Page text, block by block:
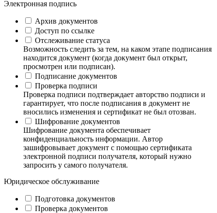
Электронная подпись
Архив документов
Доступ по ссылке
Отслеживание статуса
Возможность следить за тем, на каком этапе подписания
находится документ (когда документ был открыт,
просмотрен или подписан).
Подписание документов
Проверка подписи
Проверка подписи подтверждает авторство подписи и
гарантирует, что после подписания в документ не
вносились изменения и сертификат не был отозван.
Шифрование документов
Шифрование документа обеспечивает
конфиденциальность информации. Автор
зашифровывает документ с помощью сертификата
электронной подписи получателя, который нужно
запросить у самого получателя.
Юридическое обслуживание
Подготовка документов
Проверка документов